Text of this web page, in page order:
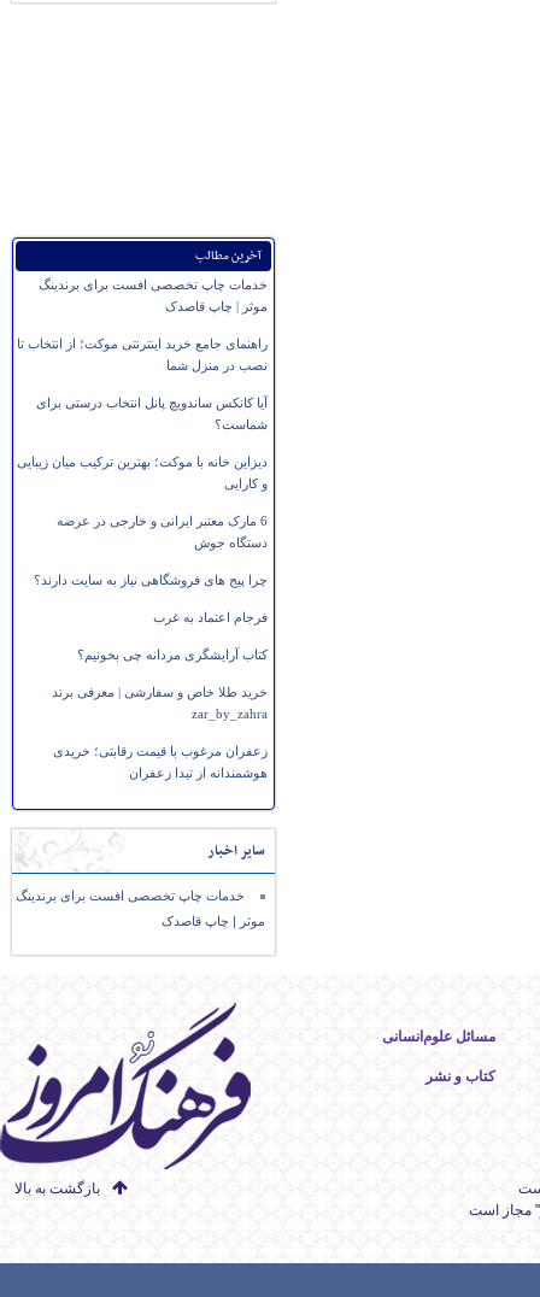
آخرین مطالب
خدمات چاپ تخصصی افست برای برندینگ
موثر | چاپ قاصدک
راهنمای جامع خرید اینترنتی موکت؛ از انتخاب تا
نصب در منزل شما
آیا کانکس ساندویچ پانل انتخاب درستی برای
شماست؟
دیزاین خانه با موکت؛ بهترین ترکیب میان زیبایی
و کارایی
6 مارک معتبر ایرانی و خارجی در عرضه
دستگاه جوش
چرا پیج های فروشگاهی نیاز به سایت دارند؟
فرجام اعتماد به غرب
کتاب آرایشگری مردانه چی بخونیم؟
خرید طلا خاص و سفارشی | معرفی برند
zar_by_zahra
زعفران مرغوب با قیمت رقابتی؛ خریدی
هوشمندانه از تیدا زعفران
سایر اخبار
خدمات چاپ تخصصی افست برای برندینگ
موثر | چاپ قاصدک
مسائل علوم‌انسانی
کتاب و نشر
بازگشت به بالا
" مجاز است